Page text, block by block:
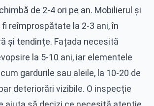
de 2-4 ori pe an. Mobilierul și
reîmprospătate la 2-3 ani, în
și tendințe. Fațada necesită
la 5-10 ani, iar elementele
gardurile sau aleile, la 10-20 de
deteriorări vizibile. O inspecție